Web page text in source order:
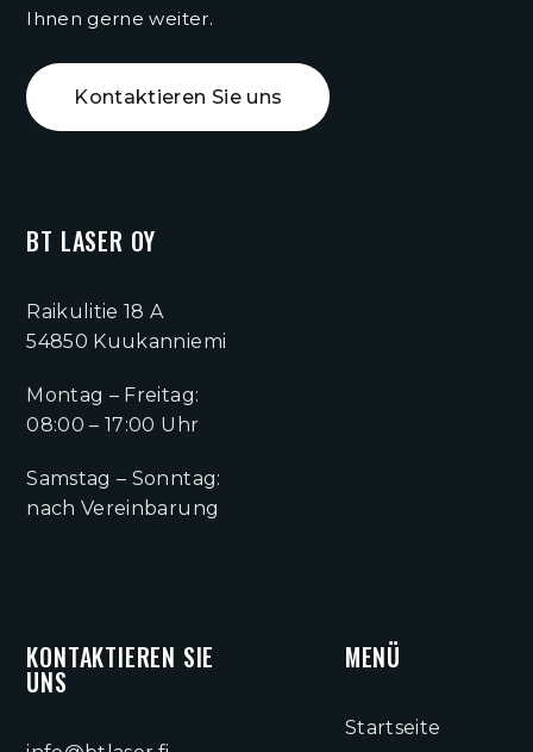
BT LASER OY
Raikulitie 18 A
54850 Kuukanniemi
Montag – Freitag:
08:00 – 17:00 Uhr
Samstag – Sonntag:
nach Vereinbarung
MENÜ
Startseite
KONTAKTIEREN SIE
UNS
Ihnen gerne weiter.
Kontaktieren Sie uns